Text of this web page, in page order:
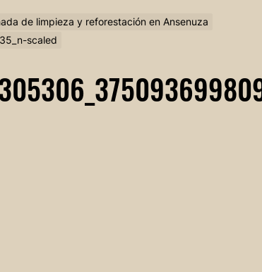
de limpieza y reforestación en Ansenuza
scaled